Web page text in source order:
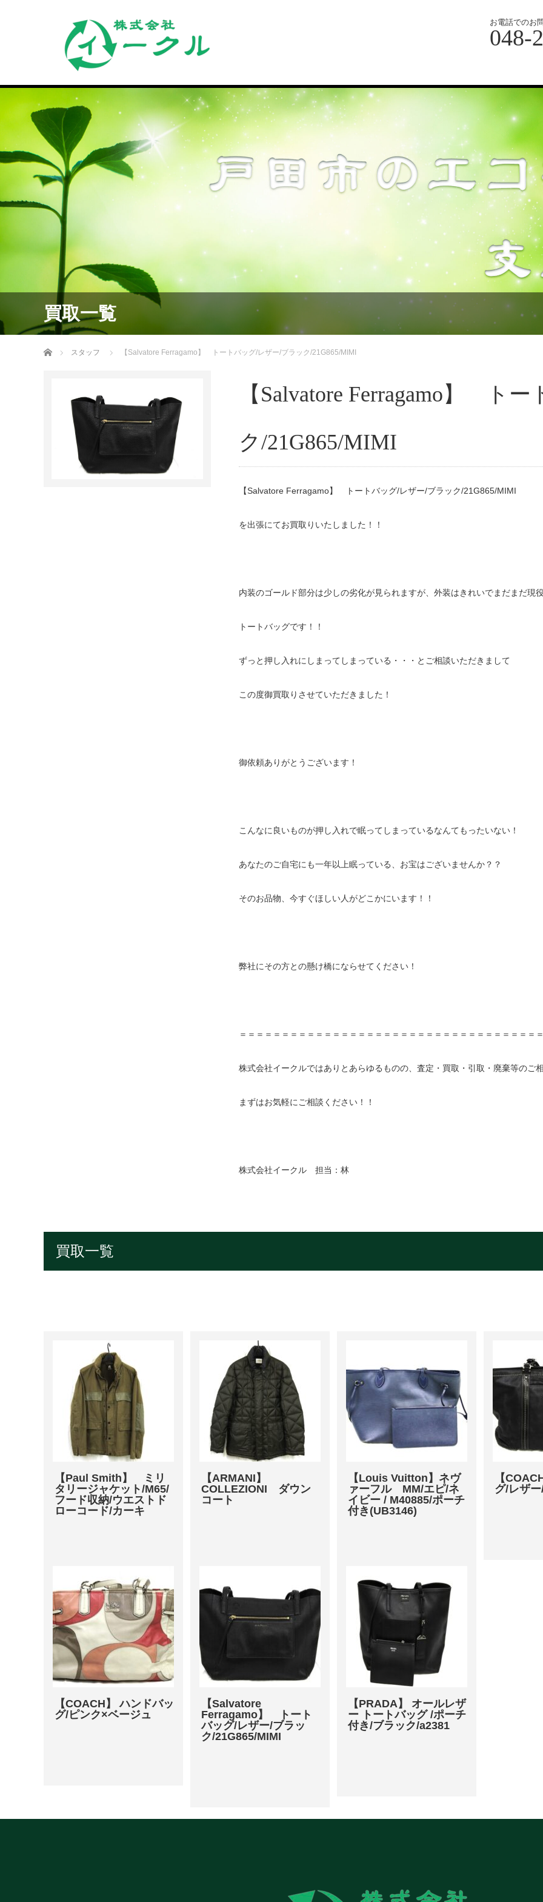
お電話でのお
048-
買取一覧
ホーム スタッフ 【Salvatore Ferragamo】 トートバッグ/レザー/ブラック/21G865/MIMI
【Salvatore Ferragamo】 ト
ク/21G865/MIMI
【Salvatore Ferragamo】 トートバッグ/レザー/ブラック/21G865/MIMI
を出張にてお買取りいたしました！！
内装のゴールド部分は少しの劣化が見られますが、外装はきれいでまだまだ現
トートバッグです！！
ずっと押し入れにしまってしまっている・・・とご相談いただきまして
この度御買取りさせていただきました！
御依頼ありがとうございます！
こんなに良いものが押し入れで眠ってしまっているなんてもったいない！
あなたのご自宅にも一年以上眠っている、お宝はございませんか？？
そのお品物、今すぐほしい人がどこかにいます！！
弊社にその方との懸け橋にならせてください！
＝＝＝＝＝＝＝＝＝＝＝＝＝＝＝＝＝＝＝＝＝＝＝＝＝＝＝＝＝＝＝＝＝＝＝
株式会社イークルではありとあらゆるものの、査定・買取・引取・廃棄等のご
まずはお気軽にご相談ください！！
株式会社イークル 担当：林
買取一覧
【Paul Smith】 ミリ
タリージャケット/M65/
フード収納/ウエストド
ローコード/カーキ
【ARMANI】
COLLEZIONI ダウン
コート
【Louis Vuitton】ネヴ
ァーフル MM/エピ/ネ
イビー / M40885/ポーチ
付き(UB3146)
【
グ/レザ
【COACH】 ハンドバッ
グ/ピンク×ベージュ
【Salvatore
Ferragamo】 トート
バッグ/レザー/ブラッ
ク/21G865/MIMI
【PRADA】 オールレザ
ー トートバッグ /ポーチ
付き/ブラック/a2381